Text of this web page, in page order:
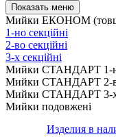
Мийки ЕКОНОМ
1-но секційні
2-во секційні
3-х секційні
Мийки СТАНДАРТ 1-
Мийки СТАНДАРТ 2-во
Мийки СТАНДАРТ 3-х
Мийки подовжені
Изделия в